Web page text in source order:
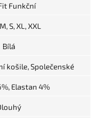
Funkční
S, XL, XXL
Bílá
košile, Společenské
Elastan 4%